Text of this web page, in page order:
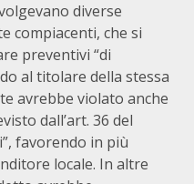
diverse
compiacenti, che si
preventivi “di
al titolare della stessa
avrebbe violato anche
dall’art. 36 del
favorendo in più
locale. In altre